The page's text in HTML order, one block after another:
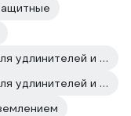
Каучуковые (розеточные колодки для удлинителей и сетевых фильтров)
Каучуковые (розеточные колодки для удлинителей и сетевых фильтров)